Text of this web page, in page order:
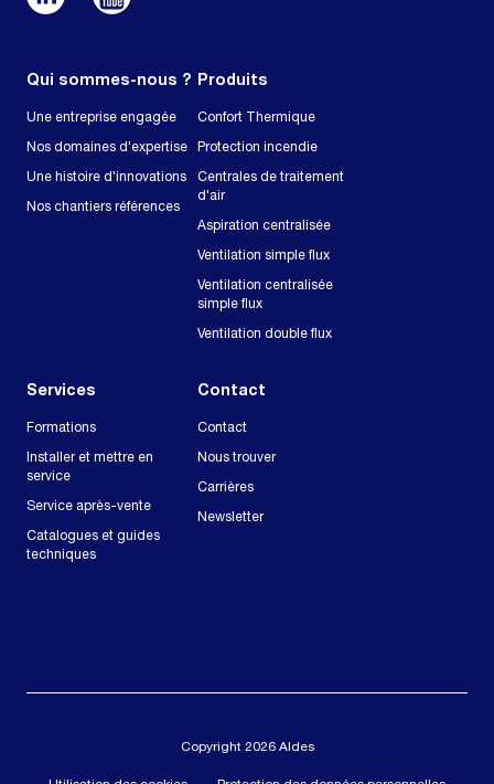
Qui sommes-nous ?
Une entreprise engagée
Nos domaines d'expertise
Une histoire d'innovations
Nos chantiers références
Produits
Confort Thermique
Protection incendie
Centrales de traitement
d'air
Aspiration centralisée
Ventilation simple flux
Ventilation centralisée
simple flux
Ventilation double flux
Services
Formations
Installer et mettre en
service
Service après-vente
Catalogues et guides
techniques
Contact
Contact
Nous trouver
Carrières
Newsletter
Copyright 2026 Aldes